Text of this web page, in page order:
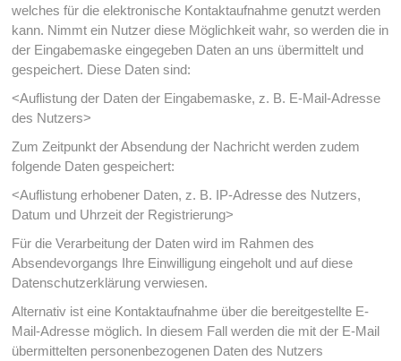
welches für die elektronische Kontaktaufnahme genutzt werden
kann. Nimmt ein Nutzer diese Möglichkeit wahr, so werden die in
der Eingabemaske eingegeben Daten an uns übermittelt und
gespeichert. Diese Daten sind:
<Auflistung der Daten der Eingabemaske, z. B. E-Mail-Adresse
des Nutzers>
Zum Zeitpunkt der Absendung der Nachricht werden zudem
folgende Daten gespeichert:
<Auflistung erhobener Daten, z. B. IP-Adresse des Nutzers,
Datum und Uhrzeit der Registrierung>
Für die Verarbeitung der Daten wird im Rahmen des
Absendevorgangs Ihre Einwilligung eingeholt und auf diese
Datenschutzerklärung verwiesen.
Alternativ ist eine Kontaktaufnahme über die bereitgestellte E-
Mail-Adresse möglich. In diesem Fall werden die mit der E-Mail
übermittelten personenbezogenen Daten des Nutzers